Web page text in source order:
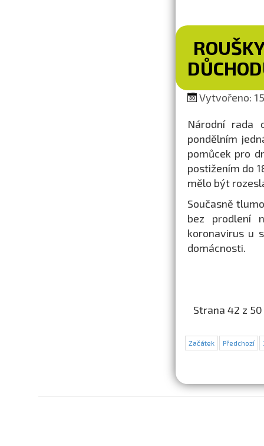
Vytvořeno:
Národní rada
pondělním
pomůcek pro
postižením do
mělo být
Současně
bez prodlení
koronavirus u
domácnosti.
Strana 42 z 50
Začátek Předchozí